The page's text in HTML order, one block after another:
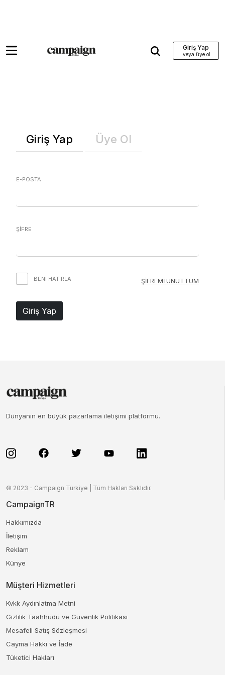
Giriş Yap
Giriş Yap Üye Ol
E-POSTA
ŞİFRE
BENI HATIRLA ŞİFREMİ UNUTTUM
Giriş Yap
Dünyanın en büyük pazarlama iletişimi platformu.
© 2023 - Campaign Türkiye | Tüm Hakları Saklıdır.
CampaignTR
Hakkımızda
İletişim
Reklam
Künye
Müşteri Hizmetleri
Kvkk Aydınlatma Metni
Gizlilik Taahhüdü ve Güvenlik Politikası
Mesafeli Satış Sözleşmesi
Cayma Hakkı ve İade
Tüketici Hakları